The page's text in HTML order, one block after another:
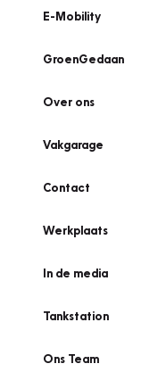
E-Mobility
GroenGedaan
Over ons
Vakgarage
Contact
Werkplaats
In de media
Tankstation
Ons Team